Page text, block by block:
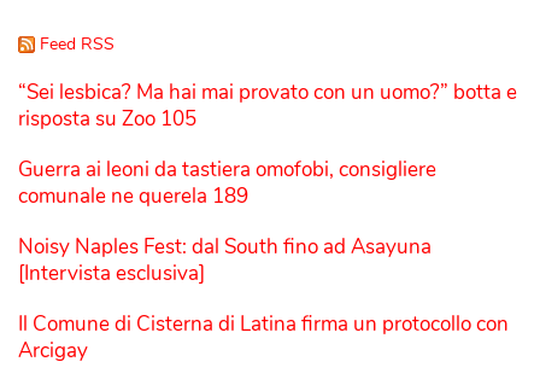
Feed RSS
“Sei lesbica? Ma hai mai provato con un uomo?” botta e
risposta su Zoo 105
Guerra ai leoni da tastiera omofobi, consigliere
comunale ne querela 189
Noisy Naples Fest: dal South fino ad Asayuna
[Intervista esclusiva]
Il Comune di Cisterna di Latina firma un protocollo con
Arcigay